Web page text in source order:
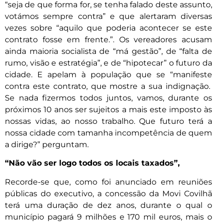
“seja de que forma for, se tenha falado deste assunto,
votámos sempre contra” e que alertaram diversas
vezes sobre “aquilo que poderia acontecer se este
contrato fosse em frente.”. Os vereadores acusam
ainda maioria socialista de “má gestão”, de “falta de
rumo, visão e estratégia”, e de “hipotecar” o futuro da
cidade. E apelam à população que se “manifeste
contra este contrato, que mostre a sua indignação.
Se nada fizermos todos juntos, vamos, durante os
próximos 10 anos ser sujeitos a mais este imposto às
nossas vidas, ao nosso trabalho. Que futuro terá a
nossa cidade com tamanha incompetência de quem
a dirige?” perguntam.
“Não vão ser logo todos os locais taxados”,
Recorde-se que, como foi anunciado em reuniões
públicas do executivo, a concessão da Movi Covilhã
terá uma duração de dez anos, durante o qual o
município pagará 9 milhões e 170 mil euros, mais o